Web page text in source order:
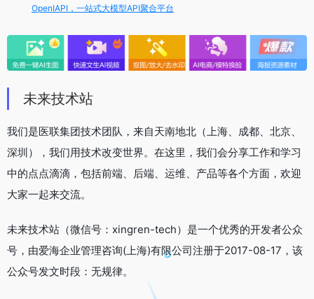
OpenIAPI，一站式大模型API聚合平台
未来技术站
我们是医联集团技术团队，来自天南地北（上海、成都、北京、
深圳），我们用技术改变世界。在这里，我们会分享工作和学习
中的点点滴滴，包括前端、后端、运维、产品等各个方面，欢迎
大家一起来交流。
未来技术站（微信号：xingren-tech）是一个优秀的开发者公众
号，由爱海企业管理咨询(上海)有限公司注册于2017-08-17，该
公众号发文时段：无规律。